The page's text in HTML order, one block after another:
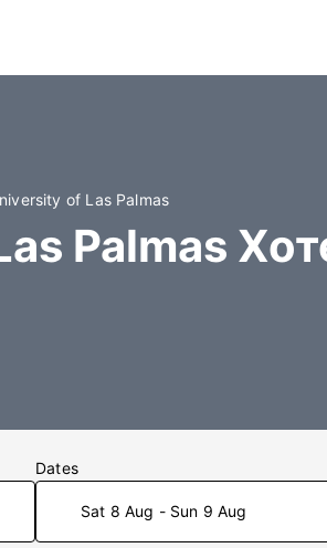
of Las Palmas
Palmas
Dates
Sat 8 Aug - Sun 9 Aug